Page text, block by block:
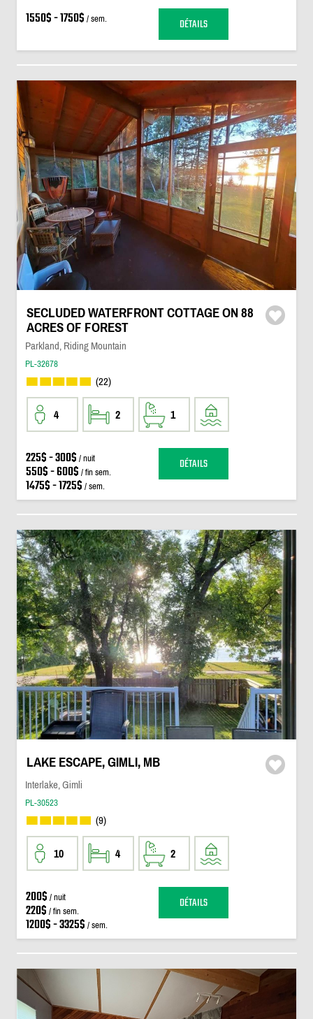
1550$ - 1750$ / sem. DÉTAILS
SECLUDED WATERFRONT COTTAGE ON 88
ACRES OF FOREST
Parkland, Riding Mountain
PL-32678
(22)
4 2 1
225$ - 300$ / nuit
550$ - 600$ / fin sem.
1475$ - 1725$ / sem.
DÉTAILS
LAKE ESCAPE, GIMLI, MB
Interlake, Gimli
PL-30523
(9)
10 4 2
200$ / nuit
220$ / fin sem.
1200$ - 3325$ / sem.
DÉTAILS